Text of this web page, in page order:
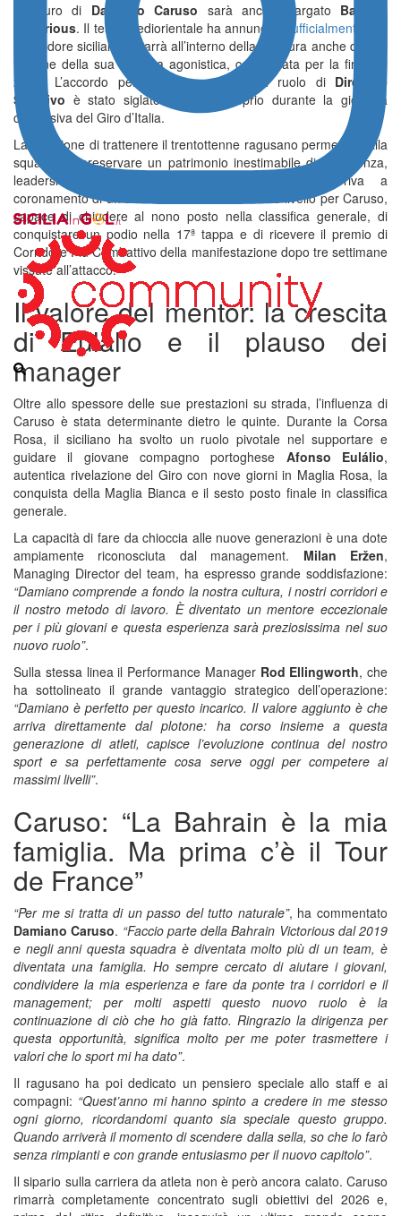
Il futuro di Damiano Caruso sarà ancora targato Bahrain
Victorious. Il team mediorientale ha annunciato ufficialmente
il corridore siciliano rimarrà all’interno della struttura anche dopo il
termine della sua carriera agonistica, confermata per la fine del
2026. L’accordo per il suo passaggio al ruolo di Direttore
Sportivo è stato siglato a Roma proprio durante la giornata
conclusiva del Giro d’Italia.
La decisione di trattenere il trentottenne ragusano permetterà alla
squadra di preservare un patrimonio inestimabile di esperienza,
leadership e competenza tecnica. L’annuncio arriva a
coronamento di un altro Giro d’Italia d’altissimo livello per Caruso,
capace di chiudere al nono posto nella classifica generale, di
conquistare un podio nella 17ª tappa e di ricevere il premio di
Corridore Più Combattivo della manifestazione dopo tre settimane
vissute all’attacco.
Il valore del mentor: la crescita
di Eulálio e il plauso dei
manager
Oltre allo spessore delle sue prestazioni su strada, l’influenza di
Caruso è stata determinante dietro le quinte. Durante la Corsa
Rosa, il siciliano ha svolto un ruolo pivotale nel supportare e
guidare il giovane compagno portoghese Afonso Eulálio,
autentica rivelazione del Giro con nove giorni in Maglia Rosa, la
conquista della Maglia Bianca e il sesto posto finale in classifica
generale.
La capacità di fare da chioccia alle nuove generazioni è una dote
ampiamente riconosciuta dal management. Milan Eržen,
Managing Director del team, ha espresso grande soddisfazione:
“Damiano comprende a fondo la nostra cultura, i nostri corridori e
il nostro metodo di lavoro. È diventato un mentore eccezionale
per i più giovani e questa esperienza sarà preziosissima nel suo
nuovo ruolo”.
Sulla stessa linea il Performance Manager Rod Ellingworth, che
ha sottolineato il grande vantaggio strategico dell’operazione:
“Damiano è perfetto per questo incarico. Il valore aggiunto è che
arriva direttamente dal plotone: ha corso insieme a questa
generazione di atleti, capisce l’evoluzione continua del nostro
sport e sa perfettamente cosa serve oggi per competere ai
massimi livelli”.
Caruso: “La Bahrain è la mia
famiglia. Ma prima c’è il Tour
de France”
“Per me si tratta di un passo del tutto naturale”, ha commentato
Damiano Caruso. “Faccio parte della Bahrain Victorious dal 2019
e negli anni questa squadra è diventata molto più di un team, è
diventata una famiglia. Ho sempre cercato di aiutare i giovani,
condividere la mia esperienza e fare da ponte tra i corridori e il
management; per molti aspetti questo nuovo ruolo è la
continuazione di ciò che ho già fatto. Ringrazio la dirigenza per
questa opportunità, significa molto per me poter trasmettere i
valori che lo sport mi ha dato”.
Il ragusano ha poi dedicato un pensiero speciale allo staff e ai
compagni: “Quest’anno mi hanno spinto a credere in me stesso
ogni giorno, ricordandomi quanto sia speciale questo gruppo.
Quando arriverà il momento di scendere dalla sella, so che lo farò
senza rimpianti e con grande entusiasmo per il nuovo capitolo”.
Il sipario sulla carriera da atleta non è però ancora calato. Caruso
rimarrà completamente concentrato sugli obiettivi del 2026 e,